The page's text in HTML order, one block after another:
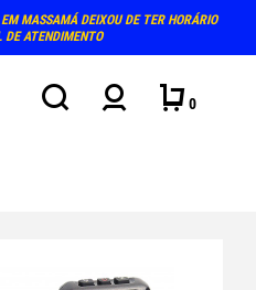
MASSAMÁ DEIXOU DE TER HORÁRIO
DE ATENDIMENTO
0